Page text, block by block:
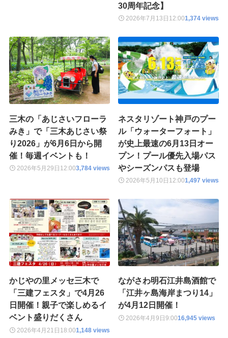
30周年記念】
2026年7月13日 12:001,374 views
三木の「あじさいフローラ
みき」で「三木あじさい祭
り2026」が6月6日から開
催！毎週イベントも！
2026年5月29日 12:003,784 views
ネスタリゾート神戸のプー
ル「ウォーターフォート」
が史上最速の6月13日オー
プン！プール優先入場パス
やシーズンパスも登場
2026年5月10日 12:001,497 views
かじやの里メッセ三木で
「三建フェスタ」で4月26
日開催！親子で楽しめるイ
ベント盛りだくさん
2026年4月21日 18:001,148 views
ながさわ明石江井島酒館で
「江井ヶ島海岸まつり14」
が4月12日開催！
2026年4月9日9:0016,945 views